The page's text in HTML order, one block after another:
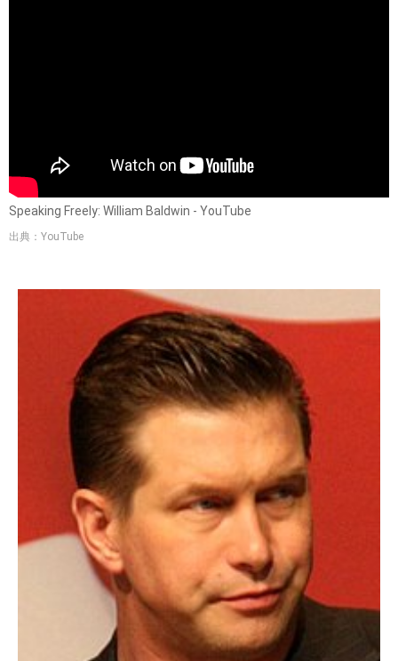
Speaking Freely: William Baldwin - YouTube
出典：YouTube